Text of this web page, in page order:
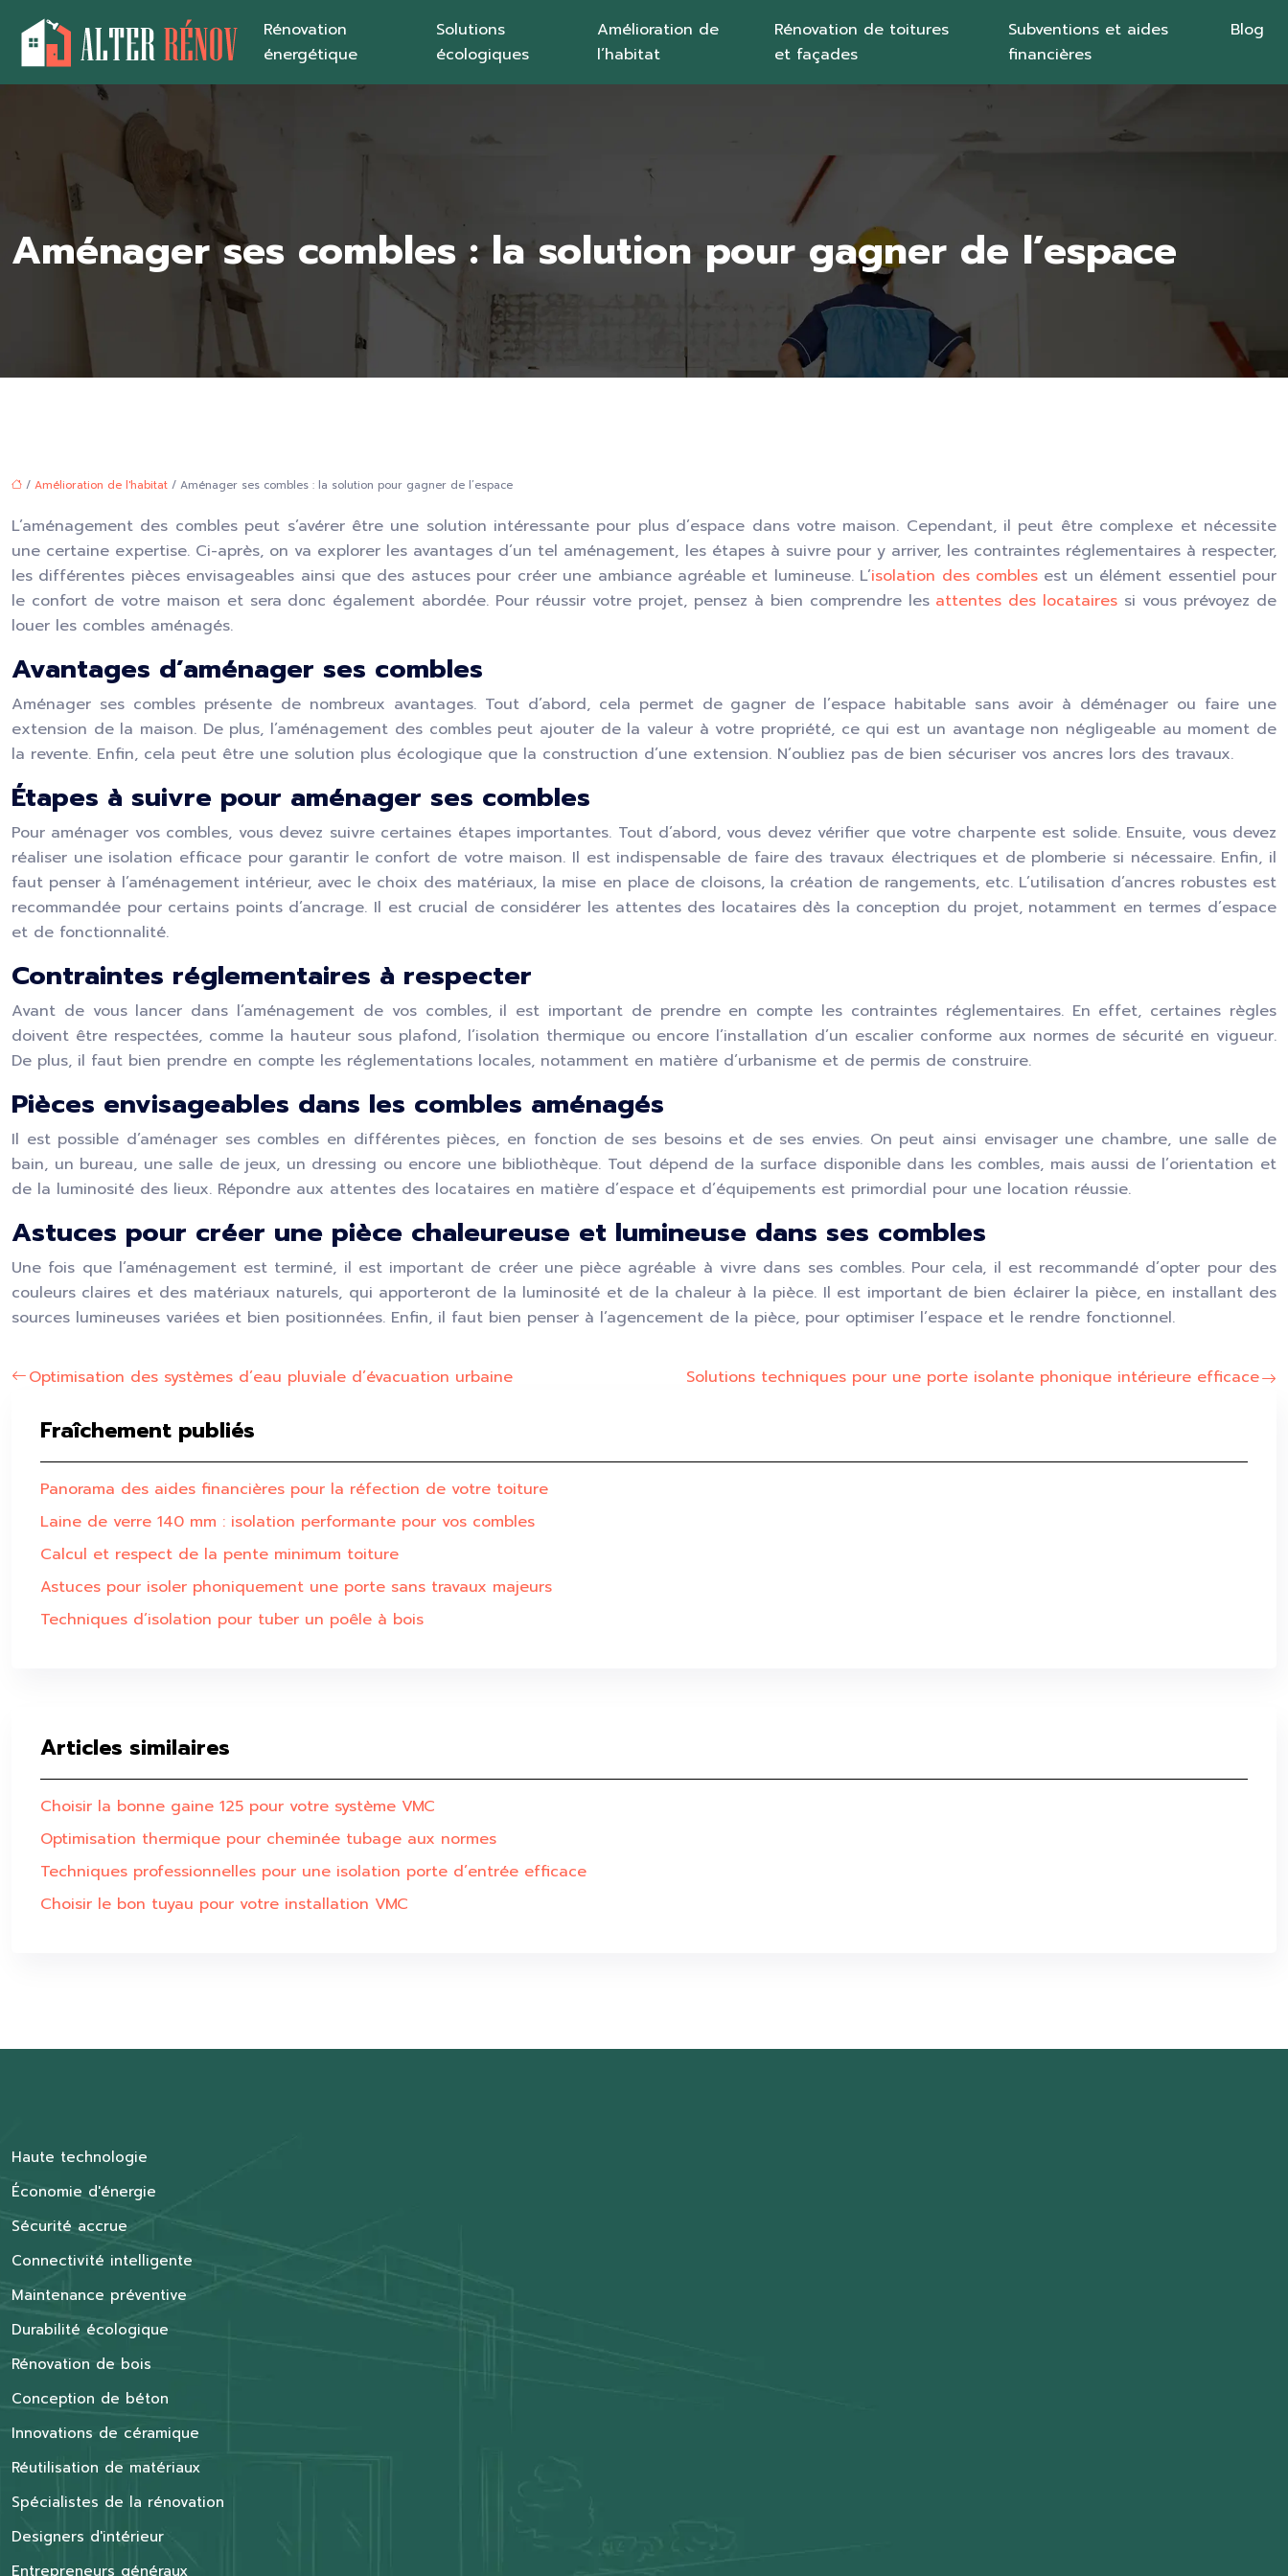
Rénovation
énergétique
Solutions
écologiques
Amélioration de
l’habitat
Rénovation de toitures
et façades
Subventions et aides
financières
Blog
Aménager ses combles : la solution pour gagner de l’espace
/ Amélioration de l'habitat / Aménager ses combles : la solution pour gagner de l’espace
L’aménagement des combles peut s’avérer être une solution intéressante pour plus d’espace dans votre maison. Cependant, il peut être complexe et nécessite
une certaine expertise. Ci-après, on va explorer les avantages d’un tel aménagement, les étapes à suivre pour y arriver, les contraintes réglementaires à respecter,
les différentes pièces envisageables ainsi que des astuces pour créer une ambiance agréable et lumineuse. L’isolation des comblesest un élément essentiel pour
le confort de votre maison et sera donc également abordée. Pour réussir votre projet, pensez à bien comprendre les attentes des locataires si vous prévoyez de
louer les combles aménagés.
Avantages d’aménager ses combles
Aménager ses combles présente de nombreux avantages. Tout d’abord, cela permet de gagner de l’espace habitable sans avoir à déménager ou faire une
extension de la maison. De plus, l’aménagement des combles peut ajouter de la valeur à votre propriété, ce qui est un avantage non négligeable au moment de
la revente. Enfin, cela peut être une solution plus écologique que la construction d’une extension. N’oubliez pas de bien sécuriser vos ancres lors des travaux.
Étapes à suivre pour aménager ses combles
Pour aménager vos combles, vous devez suivre certaines étapes importantes. Tout d’abord, vous devez vérifier que votre charpente est solide. Ensuite, vous devez
réaliser une isolation efficace pour garantir le confort de votre maison. Il est indispensable de faire des travaux électriques et de plomberie si nécessaire. Enfin, il
faut penser à l’aménagement intérieur, avec le choix des matériaux, la mise en place de cloisons, la création de rangements, etc. L’utilisation d’ancres robustes est
recommandée pour certains points d’ancrage. Il est crucial de considérer les attentes des locataires dès la conception du projet, notamment en termes d’espace
et de fonctionnalité.
Contraintes réglementaires à respecter
Avant de vous lancer dans l’aménagement de vos combles, il est important de prendre en compte les contraintes réglementaires. En effet, certaines règles
doivent être respectées, comme la hauteur sous plafond, l’isolation thermique ou encore l’installation d’un escalier conforme aux normes de sécurité en vigueur.
De plus, il faut bien prendre en compte les réglementations locales, notamment en matière d’urbanisme et de permis de construire.
Pièces envisageables dans les combles aménagés
Il est possible d’aménager ses combles en différentes pièces, en fonction de ses besoins et de ses envies. On peut ainsi envisager une chambre, une salle de
bain, un bureau, une salle de jeux, un dressing ou encore une bibliothèque. Tout dépend de la surface disponible dans les combles, mais aussi de l’orientation et
de la luminosité des lieux. Répondre aux attentes des locataires en matière d’espace et d’équipements est primordial pour une location réussie.
Astuces pour créer une pièce chaleureuse et lumineuse dans ses combles
Une fois que l’aménagement est terminé, il est important de créer une pièce agréable à vivre dans ses combles. Pour cela, il est recommandé d’opter pour des
couleurs claires et des matériaux naturels, qui apporteront de la luminosité et de la chaleur à la pièce. Il est important de bien éclairer la pièce, en installant des
sources lumineuses variées et bien positionnées. Enfin, il faut bien penser à l’agencement de la pièce, pour optimiser l’espace et le rendre fonctionnel.
Optimisation des systèmes d’eau pluviale d’évacuation urbaine Solutions techniques pour une porte isolante phonique intérieure efficace
Fraîchement publiés
Panorama des aides financières pour la réfection de votre toiture
Laine de verre 140 mm : isolation performante pour vos combles
Calcul et respect de la pente minimum toiture
Astuces pour isoler phoniquement une porte sans travaux majeurs
Techniques d’isolation pour tuber un poêle à bois
Articles similaires
Choisir la bonne gaine 125 pour votre système VMC
Optimisation thermique pour cheminée tubage aux normes
Techniques professionnelles pour une isolation porte d’entrée efficace
Choisir le bon tuyau pour votre installation VMC
Haute technologie
Économie d'énergie
Sécurité accrue
Connectivité intelligente
Maintenance préventive
Durabilité écologique
Rénovation de bois
Conception de béton
Innovations de céramique
Réutilisation de matériaux
Spécialistes de la rénovation
Designers d'intérieur
Entrepreneurs généraux